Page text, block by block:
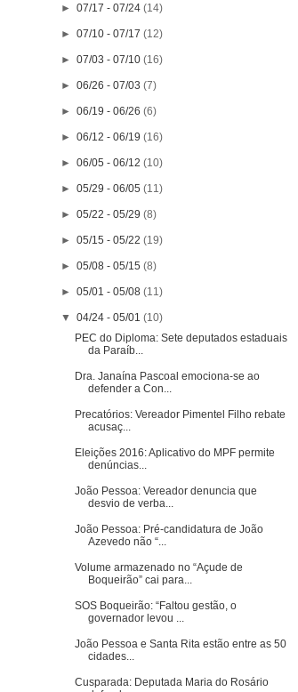
►07/17 - 07/24(14)
►07/10 - 07/17(12)
►07/03 - 07/10(16)
►06/26 - 07/03(7)
►06/19 - 06/26(6)
►06/12 - 06/19(16)
►06/05 - 06/12(10)
►05/29 - 06/05(11)
►05/22 - 05/29(8)
►05/15 - 05/22(19)
►05/08 - 05/15(8)
►05/01 - 05/08(11)
▼04/24 - 05/01(10)
PEC do Diploma: Sete deputados estaduais
da Paraíb...
Dra. Janaína Pascoal emociona-se ao
defender a Con...
Precatórios: Vereador Pimentel Filho rebate
acusaç...
Eleições 2016: Aplicativo do MPF permite
denúncias...
João Pessoa: Vereador denuncia que
desvio de verba...
João Pessoa: Pré-candidatura de João
Azevedo não “...
Volume armazenado no “Açude de
Boqueirão” cai para...
SOS Boqueirão: “Faltou gestão, o
governador levou ...
João Pessoa e Santa Rita estão entre as 50
cidades...
Cusparada: Deputada Maria do Rosário